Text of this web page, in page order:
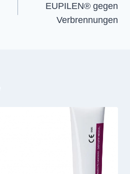
EUPILEN® gegen
Verbrennungen